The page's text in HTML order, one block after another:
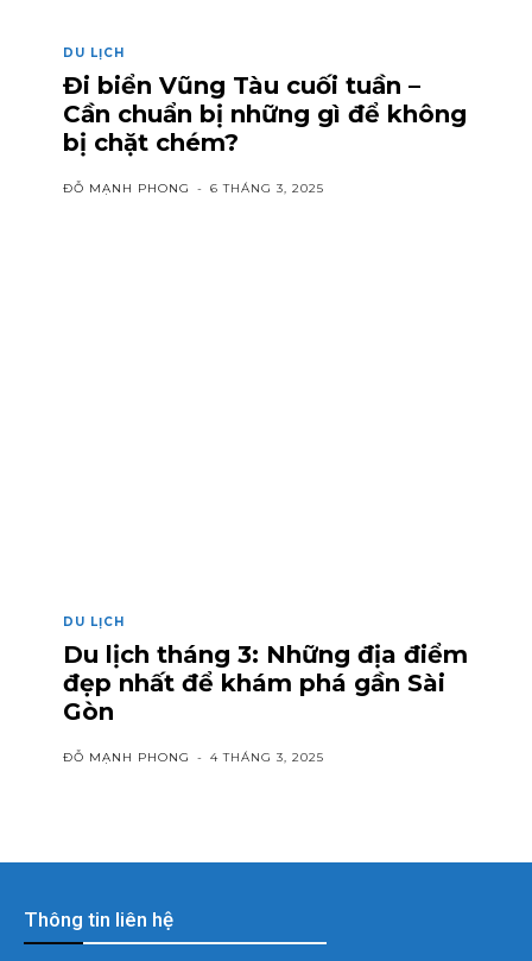
DU LỊCH
Đi biển Vũng Tàu cuối tuần –
Cần chuẩn bị những gì để không
bị chặt chém?
ĐỖ MẠNH PHONG - 6 THÁNG 3, 2025
DU LỊCH
Du lịch tháng 3: Những địa điểm
đẹp nhất để khám phá gần Sài
Gòn
ĐỖ MẠNH PHONG - 4 THÁNG 3, 2025
Thông tin liên hệ